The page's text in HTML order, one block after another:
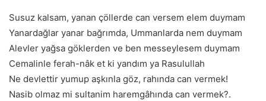
Susuz kalsam, yanan çöllerde can versem elem duymam
Yanardağlar yanar bağrımda, Ummanlarda nem duymam
Alevler yağsa göklerden ve ben messeylesem duymam
Cemalinle ferah-nâk et ki yandım ya Rasulullah
Ne devlettir yumup aşkınla göz, rahında can vermek!
Nasib olmaz mi sultanim haremgâhında can vermek?.